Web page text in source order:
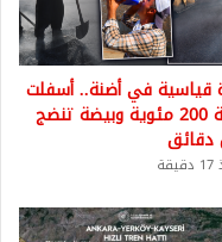
قياسية في أضنة.. أسفلت
بدرجة 200 مئوية وبيضة تنضج
دقائق